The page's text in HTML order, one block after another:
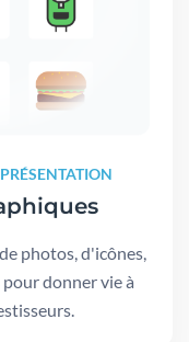
photos, d'icônes,
donner vie à